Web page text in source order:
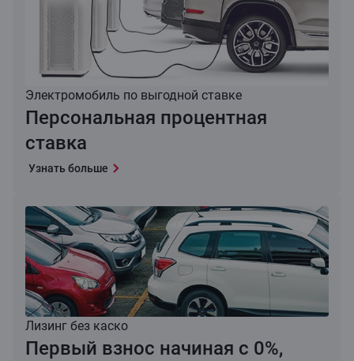
Электромобиль по выгодной ставке
Персональная процентная
ставка
Узнать больше
Лизинг без каско
Первый взнос начиная с 0%,